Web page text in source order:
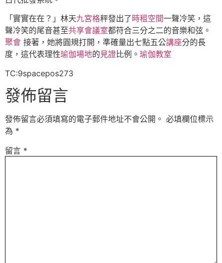
「實實在在？」林天九宮格秤發出了 時租空間一聲冷笑，這
聲冷笑的尾音甚至共享會議室都符合三分之二的音樂和弦。
聚會 接著，她將圓規打開，準確量出七點五公講座分的長
度，這代表理性瑜伽場地的 見證比例。 瑜伽教室
TC:9spacepos273
發佈留言
發佈留言必須填寫的電子郵件地址不會公開。 必填欄位標示
為 *
留言 *